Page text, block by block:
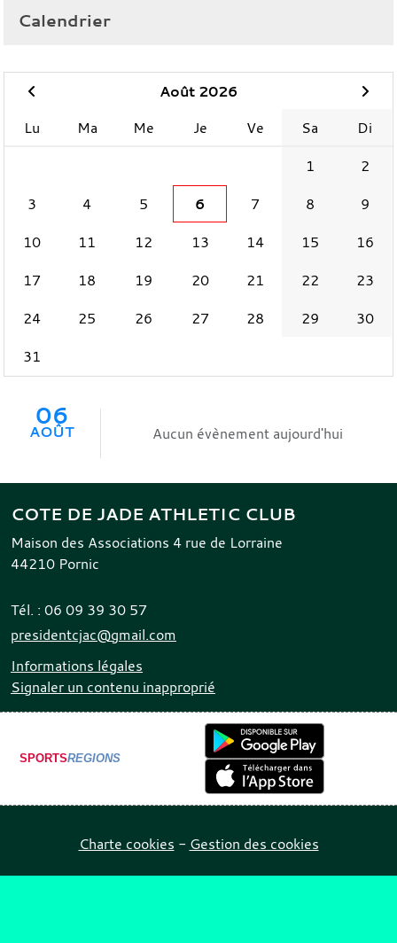
Calendrier
Août 2026
Lu
Ma Me Je Ve Sa
Di
1
2
3
4 5 6 7 8
9
10
11 12 13 14 15
16
17
18 19 20 21 22
23
24
25 26 27 28 29
30
31
06
AOÛT Aucun évènement aujourd'hui
COTE DE JADE ATHLETIC CLUB
Maison des Associations 4 rue de Lorraine
44210 Pornic
Tél. : 06 09 39 30 57
presidentcjac@gmail.com
Informations légales
Signaler un contenu inapproprié
SPORTSREGIONS
Charte cookies Gestion des cookies